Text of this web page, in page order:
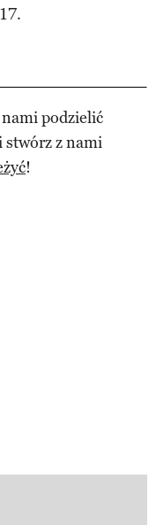
nami podzielić
stwórz z nami
!